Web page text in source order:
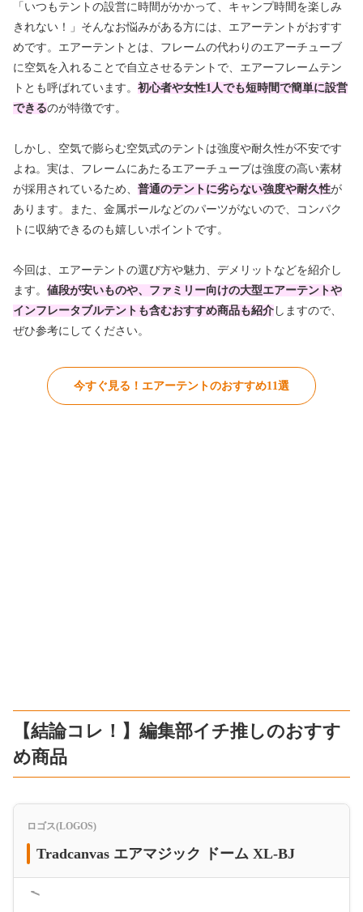
「いつもテントの設営に時間がかかって、キャンプ時間を楽しみ
きれない！」そんなお悩みがある方には、エアーテントがおすす
めです。エアーテントとは、フレームの代わりのエアーチューブ
に空気を入れることで自立させるテントで、エアーフレームテン
トとも呼ばれています。 初心者や女性1人でも短時間で簡単に設営
できるのが特徴です。
しかし、空気で膨らむ空気式のテントは強度や耐久性が不安です
よね。実は、フレームにあたるエアーチューブは強度の高い素材
が採用されているため、 普通のテントに劣らない強度や耐久性が
あります。また、金属ポールなどのパーツがないので、コンパク
トに収納できるのも嬉しいポイントです。
今回は、エアーテントの選び方や魅力、デメリットなどを紹介し
ます。 値段が安いものや、ファミリー向けの大型エアーテントや
インフレータブルテントも含むおすすめ商品も紹介 しますので、
ぜひ参考にしてください。
今すぐ見る！エアーテントのおすすめ11選
【結論コレ！】編集部イチ推しのおすす
め商品
ロゴス(LOGOS)
Tradcanvas エアマジック ドーム XL-BJ
＜